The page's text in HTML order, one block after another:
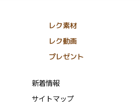
レク素材
レク動画
プレゼント
新着情報
サイトマップ